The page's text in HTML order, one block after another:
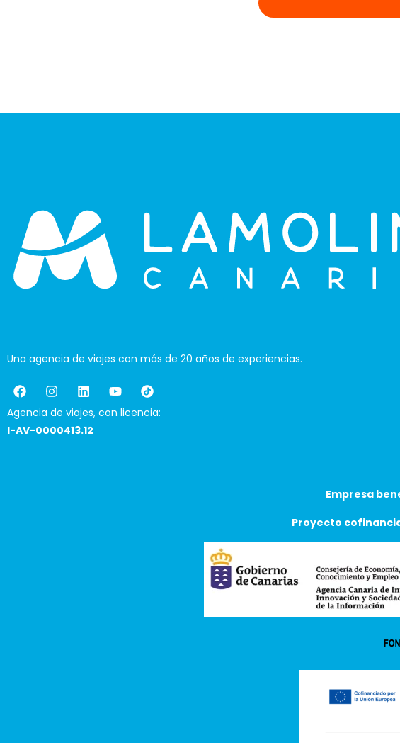
Una agencia de viajes con más de 20 años de experiencias.
Agencia de viajes, con licencia:
I-AV-0000413.12
Empresa
Proyecto